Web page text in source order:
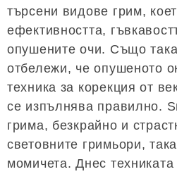
търсени видове грим,
ефективността,
опушените очи. Също
отбележи, че опушеното
техника за корекция от
се изпълнява правилно.
грима, безкрайно и
световните гримьори,
момичета. Днес